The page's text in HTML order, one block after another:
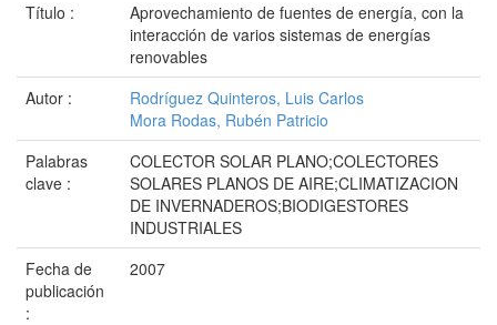
Título :
Aprovechamiento de fuentes de energía, con la
interacción de varios sistemas de energías
renovables
Autor :
Rodríguez Quinteros, Luis Carlos
Mora Rodas, Rubén Patricio
Palabras
clave :
COLECTOR SOLAR PLANO;COLECTORES
SOLARES PLANOS DE AIRE;CLIMATIZACION
DE INVERNADEROS;BIODIGESTORES
INDUSTRIALES
Fecha de
publicación
:
2007